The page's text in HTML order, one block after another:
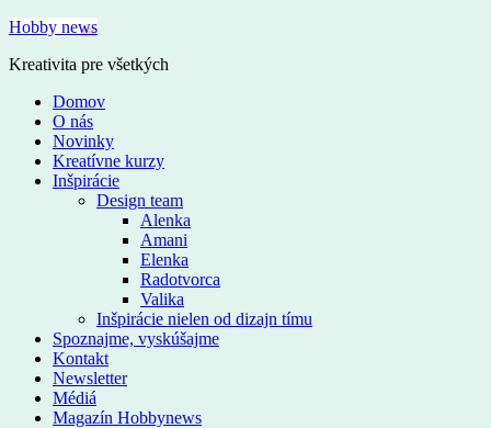
Hobby news
Kreativita pre všetkých
Domov
O nás
Novinky
Kreatívne kurzy
Inšpirácie
Design team
Alenka
Amani
Elenka
Radotvorca
Valika
Inšpirácie nielen od dizajn tímu
Spoznajme, vyskúšajme
Kontakt
Newsletter
Médiá
Magazín Hobbynews